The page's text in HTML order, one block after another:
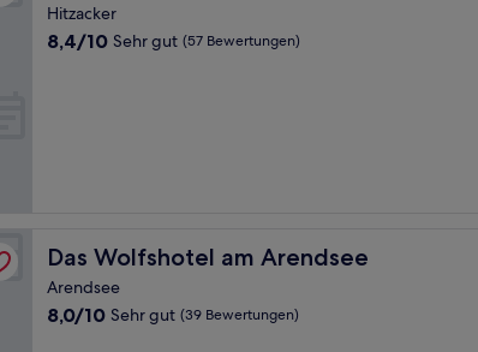
Hitzacker
8.4
8,4/10 Sehr gut (57 Bewertungen)
Das Wolfshotel am Arendsee
Das Wolfshotel am Arendsee
Arendsee
8.0
8,0/10 Sehr gut (39 Bewertungen)